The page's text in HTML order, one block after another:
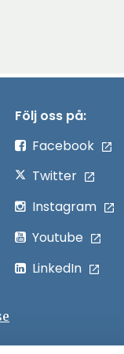
Följ oss på:
Facebook
Twitter
Instagram
Youtube
LinkedIn